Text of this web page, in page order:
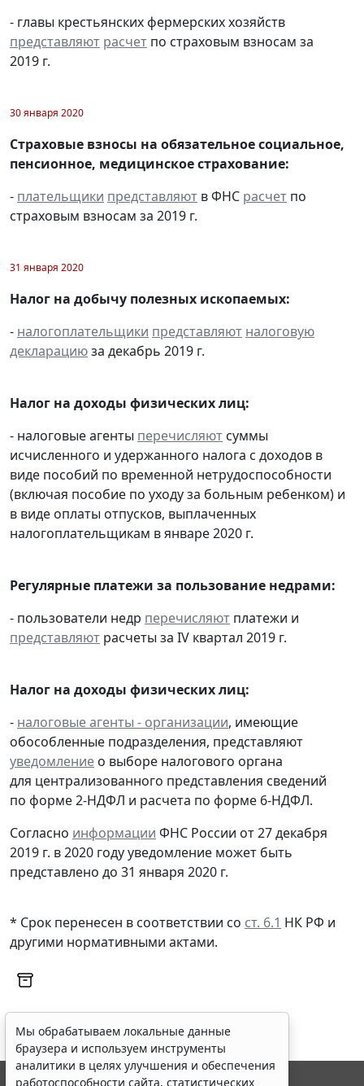
- главы крестьянских фермерских хозяйств
представляют расчет по страховым взносам за
2019 г.
30 января 2020
Страховые взносы на обязательное социальное,
пенсионное, медицинское страхование:
- плательщики представляют в ФНС расчет по
страховым взносам за 2019 г.
31 января 2020
Налог на добычу полезных ископаемых:
- налогоплательщики представляют налоговую
декларациюза декабрь 2019 г.
Налог на доходы физических лиц:
- налоговые агенты перечисляют суммы
исчисленного и удержанного налога с доходов в
виде пособий по временной нетрудоспособности
(включая пособие по уходу за больным ребенком) и
в виде оплаты отпусков, выплаченных
налогоплательщикам в январе 2020 г.
Регулярные платежи за пользование недрами:
- пользователи недр перечисляют платежи и
представляют расчеты за IV квартал 2019 г.
Налог на доходы физических лиц:
- налоговые агенты - организации, имеющие
обособленные подразделения, представляют
уведомление о выборе налогового органа
для централизованного представления сведений
по форме 2-НДФЛ и расчета по форме 6-НДФЛ.
Согласно информации ФНС России от 27 декабря
2019 г. в 2020 году уведомление может быть
представлено до 31 января 2020 г.
* Срок перенесен в соответствии со ст. 6.1 НК РФ и
другими нормативными актами.
Мы обрабатываем локальные данные
браузера и используем инструменты
аналитики в целях улучшения и обеспечения
работоспособности сайта, статистических